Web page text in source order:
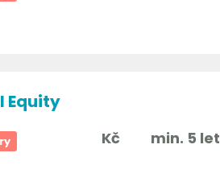
Equity
Kč min. 5 let